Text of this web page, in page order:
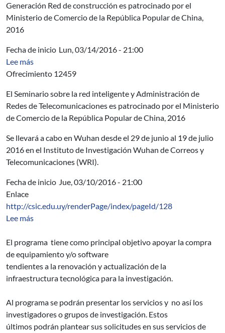
Generación Red de construcción es patrocinado por el
Ministeriode Comercio de la República Popular deChina,
2016
Fecha de inicio Lun, 03/14/2016 - 21:00
Lee mássobre AUCI - Seminario sobre la red inteligente y
Ofrecimiento 12459
El Seminario sobre la red inteligente y Administración de
Redes de Telecomunicaciones es patrocinado por el Ministerio
de Comercio de la República Popular de China, 2016
Se llevará a cabo en Wuhan desde el 29 de junio al 19 de julio
2016 en el Instituto de Investigación Wuhan de Correos y
Telecomunicaciones (WRI).
Fecha de inicio Jue, 03/10/2016 - 21:00
Enlace
http://csic.edu.uy/renderPage/index/pageId/128
Lee mássobre Programa de Fortalecimiento del Equipamiento
El programa tiene como principal objetivo apoyar la compra
de equipamiento y/o software
tendientes a la renovación y actualización de la
infraestructura tecnológica para la investigación.
Al programa se podrán presentar los servicios y no así los
investigadores o grupos de investigación. Estos
últimos podrán plantear sus solicitudes en sus servicios de